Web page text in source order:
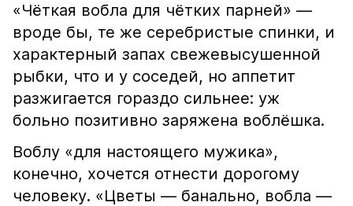
«Чёткая вобла для чётких парней» —
вроде бы, те же серебристые спинки, и
характерный запах свежевысушенной
рыбки, что и у соседей, но аппетит
разжигается гораздо сильнее: уж
больно позитивно заряжена воблёшка.
Воблу «для настоящего мужика»,
конечно, хочется отнести дорогому
человеку. «Цветы — банально, вобла —